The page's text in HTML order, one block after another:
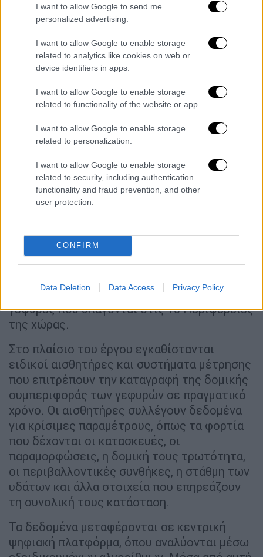
I want to allow Google to send me
personalized advertising.
I want to allow Google to enable storage
related to analytics like cookies on web or
device identifiers in apps.
I want to allow Google to enable storage
related to functionality of the website or app.
I want to allow Google to enable storage
related to personalization.
I want to allow Google to enable storage
related to security, including authentication
functionality and fraud prevention, and other
user protection.
CONFIRM
Data Deletion Data Access Privacy Policy
φιλοδοξεί να αλλάξει τον τρόπο με τον
οποίο παρακολουθούνται και συντηρούνται
οι γέφυρες της χώρας. Το πρόγραμμα
υλοποιείται από το ΤΕΕ για λογαριασμό του
Υπουργείου Υποδομών και Μεταφορών και
χρηματοδοτείται από το Ταμείο Ανάκαμψης
και Ανθεκτικότητας.
Αντικείμενο είναι η παρακολούθηση της
κατάστασης 271 γεφυρών σε όλη την Ελλάδα
συστημάτων. Από αυτές, οι 150 ανήκουν στο
οδικό δίκτυο και οι 121 είναι
σιδηροδρομικές.
με 222 εκ. ευρώ, ενώ είναι εξασφαλισμένη
και η συντήρηση των συστημάτων για μία
διετία. Να σημειωθεί ότι παράλληλα
συστήματος παρακολούθησης σε επιπλέον
γέφυρες που υπάγονται στις 13 Περιφέρειες
της χώρας.
Στο πλαίσιο του έργου εγκαθίστανται
ειδικοί αισθητήρες και συστήματα μέτρησης
που επιτρέπουν την καταγραφή της δομικής
συμπεριφοράς των γεφυρών σε πραγματικό
χρόνο. Οι αισθητήρες συλλέγουν δεδομένα
για κρίσιμες παραμέτρους, όπως τα φορτία
που δέχονται οι κατασκευές, οι
παραμορφώσεις, η δομική τους τρωτότητα,
οι περιβαλλοντικές συνθήκες, η στάθμη των
υδάτων και άλλα στοιχεία που επηρεάζουν
τη συνολική τους κατάσταση.
Τα δεδομένα μεταφέρονται σε κεντρική
ψηφιακή πλατφόρμα, όπου αναλύονται μέσω